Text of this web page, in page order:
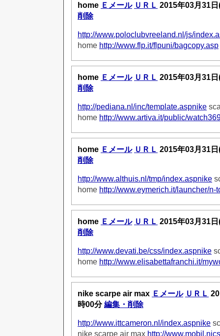
home Ｅメール ＵＲＬ 2015年03月31
削除
http://www.poloclubvreeland.nl/js/
home http://www.flp.it/flpuni/bagcopy.asp
home Ｅメール ＵＲＬ 2015年03月31
削除
http://pediana.nl/inc/template.aspnike
home http://www.artiva.it/public/
home Ｅメール ＵＲＬ 2015年03月31
削除
http://www.althuis.nl/tmp/index.aspnike
home http://www.eymerich.it/launcher/n-
home Ｅメール ＵＲＬ 2015年03月31
削除
http://www.devati.be/css/index.aspnike
home http://www.elisabettafranchi.it/
nike scarpe air max Ｅメール ＵＲＬ
時00分編集・削除
http://www.ittcameron.nl/index.aspnike
nike scarpe air max http://